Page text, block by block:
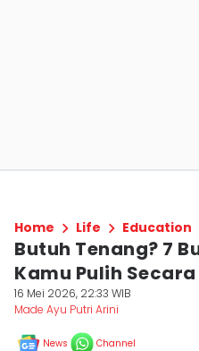
Home Life Education
Butuh Tenang? 7
Kamu Pulih
16 Mei 2026, 22:33 WIB
Made Ayu Putri Arini
News Channel